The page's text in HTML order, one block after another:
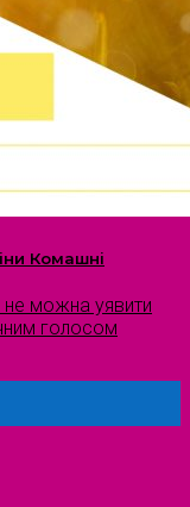
Комашні
можна уявити
голосом